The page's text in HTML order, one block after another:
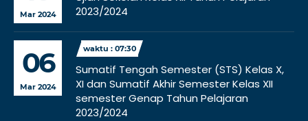
Mar 2024
2023/2024
06
Mar 2024
waktu : 07:30
Sumatif Tengah Semester (STS) Kelas X,
XI dan Sumatif Akhir Semester Kelas XII
semester Genap Tahun Pelajaran
2023/2024